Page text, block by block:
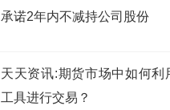
承诺2年内不减持公司股份
天天资讯:期货市场中如何利
工具进行交易？